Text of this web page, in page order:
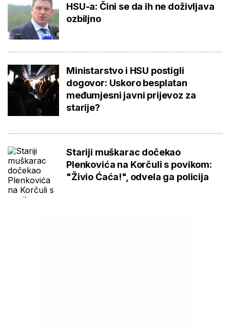
HSU-a: Čini se da ih ne doživljava
ozbiljno
Ministarstvo i HSU postigli
dogovor: Uskoro besplatan
međumjesni javni prijevoz za
starije?
Stariji muškarac dočekao
Plenkovića na Korčuli s povikom:
"Živio Ćaća!", odvela ga policija